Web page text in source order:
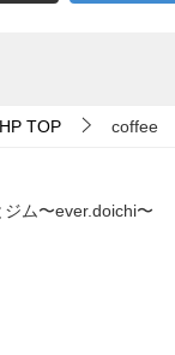
TOP coffee
ム〜ever.doichi〜